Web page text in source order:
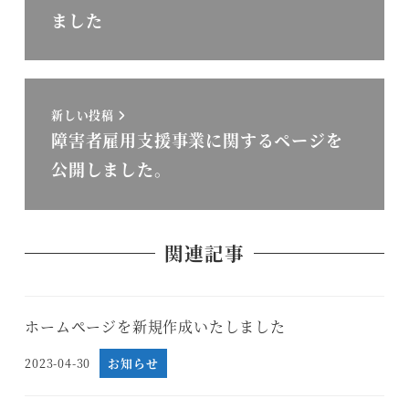
ました
新しい投稿
障害者雇用支援事業に関するページを
公開しました。
関連記事
ホームページを新規作成いたしました
2023-04-30 お知らせ